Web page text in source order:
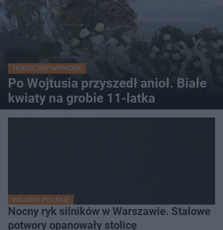
TRAGICZNY WYPADEK
Po Wojtusia przyszedł anioł. Białe
kwiaty na grobie 11-latka
WOJSKO POLSKIE
Nocny ryk silników w Warszawie. Stalowe
potwory opanowały stolicę